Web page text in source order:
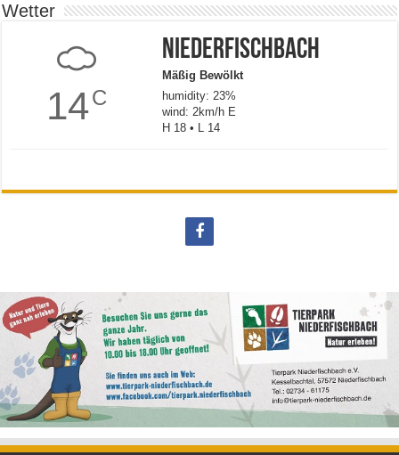
Wetter
14C
Niederfischbach
Mäßig Bewölkt
humidity: 23%
wind: 2km/h E
H 18 • L 14